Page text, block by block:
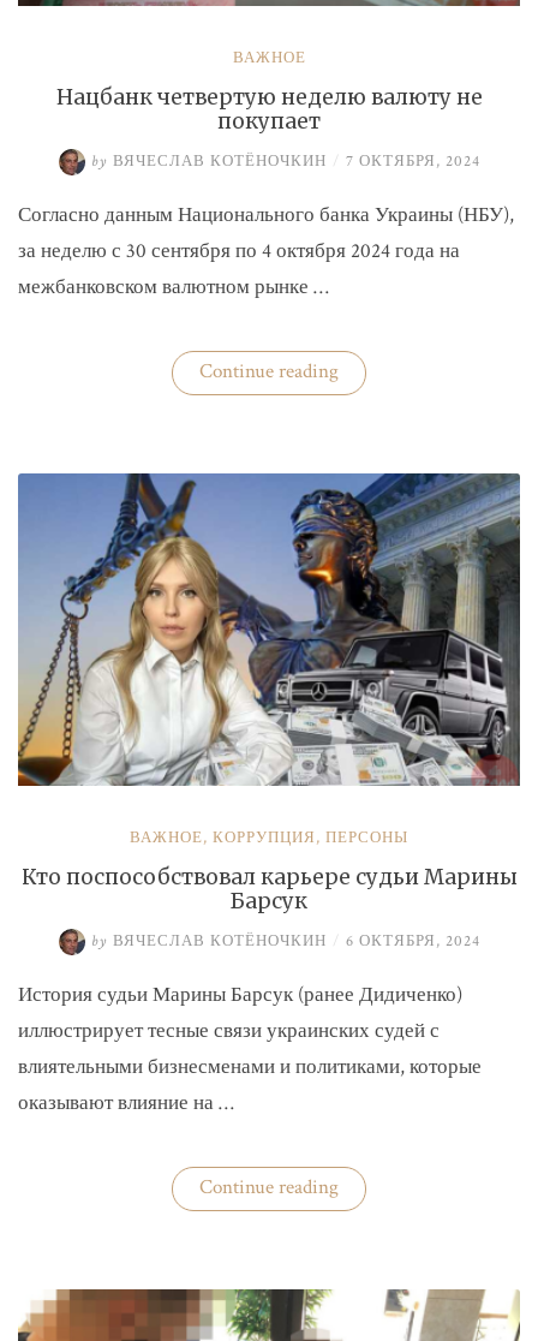
ВАЖНОЕ
Нацбанк четвертую неделю валюту не
покупает
by ВЯЧЕСЛАВ КОТЁНОЧКИН / 7 ОКТЯБРЯ, 2024
Согласно данным Национального банка Украины (НБУ),
за неделю с 30 сентября по 4 октября 2024 года на
межбанковском валютном рынке …
Continue reading«Нацбанк
четвертую
покупает»
ВАЖНОЕ, КОРРУПЦИЯ, ПЕРСОНЫ
Кто поспособствовал карьере судьи Марины
Барсук
by ВЯЧЕСЛАВ КОТЁНОЧКИН / 6 ОКТЯБРЯ, 2024
История судьи Марины Барсук (ранее Дидиченко)
иллюстрирует тесные связи украинских судей с
влиятельными бизнесменами и политиками, которые
оказывают влияние на …
Continue reading«Кто
поспособствовал
Барсук»